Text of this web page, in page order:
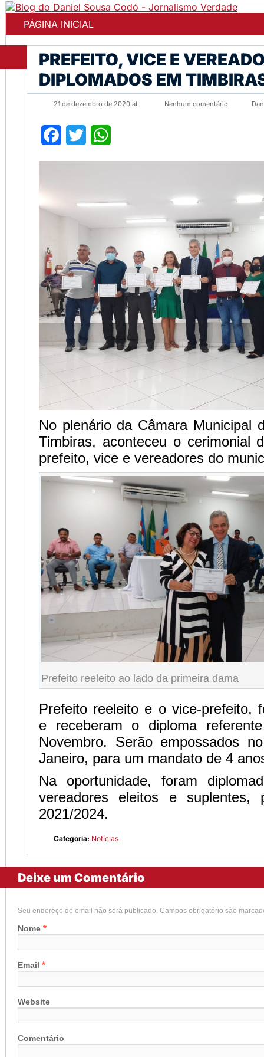
PÁGINA INICIAL
PREFEITO, VICE E
DIPLOMADOS EM
21 de dezembro de 2020 at Nenhum comentário
Facebook
Twitter
No plenário da Câmara Municipal
Timbiras, aconteceu o cerimonial
prefeito, vice e vereadores do
Prefeito reeleito ao lado da primeira dama
Prefeito reeleito e o vice-prefeito,
e receberam o diploma
Novembro. Serão empossados
Janeiro, para um mandato de 4
Na oportunidade, foram
vereadores eleitos e suplentes,
2021/2024.
Categoria: Notícias
Deixe um Comentário
Seu endereço de email não será publicado. Campos obrigatório são
Nome *
Email *
Website
Comentário